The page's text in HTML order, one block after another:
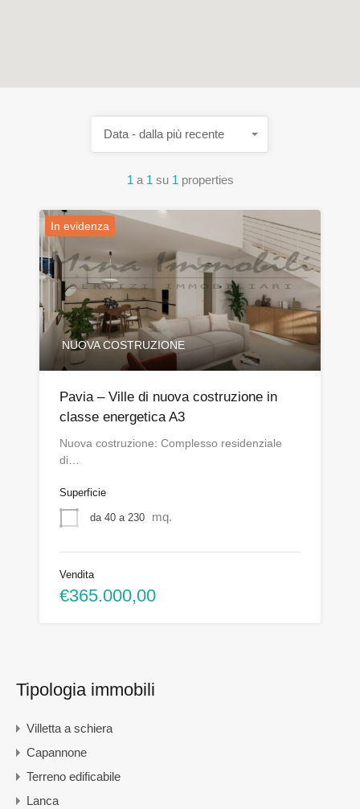
1 a 1 su 1 properties
Data - dalla più recente
In evidenza
NUOVA COSTRUZIONE
Pavia – Ville di nuova costruzione in
classe energetica A3
Nuova costruzione: Complesso residenziale
di…
Superficie
da 40 a 230 mq.
Vendita
€365.000,00
Tipologia immobili
Villetta a schiera
Capannone
Terreno edificabile
Lanca